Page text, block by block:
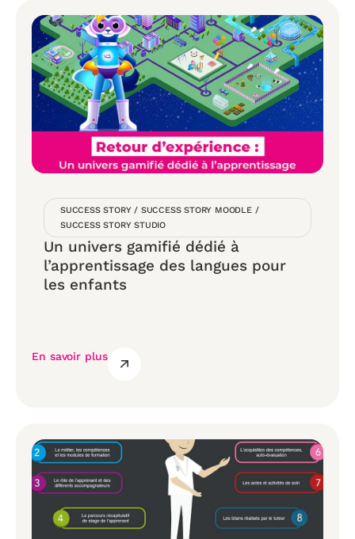
SUCCESS STORY / SUCCESS STORY MOODLE/
SUCCESS STORY STUDIO
Un univers gamifié dédié à
l’apprentissage des langues pour
les enfants
En savoir plus